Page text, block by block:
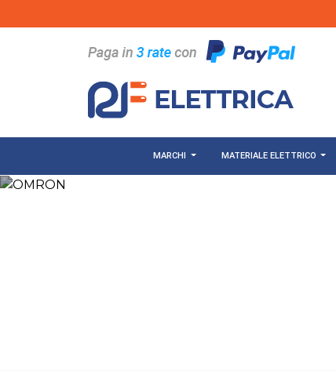
MARCHI MATERIALE ELETTRICO